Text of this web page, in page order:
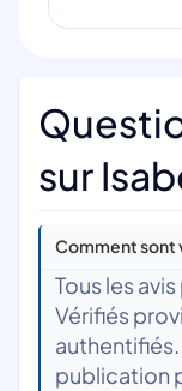
sur
Comment sont
Tous les
Vérifiés
publication